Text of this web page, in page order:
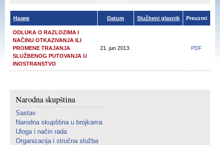
Назив Datum Službeni glasnik Preuzmi
ODLUKA O RAZLOZIMA I
NAČINU OTKAZIVANJA ILI
PROMENE TRAJANJA
SLUŽBENOG PUTOVANJA U
INOSTRANSTVO
21. jun 2013. PDF
Narodna skupština
Sastav
Narodna skupština u brojkama
Uloga i način rada
Organizacija i stručna služba